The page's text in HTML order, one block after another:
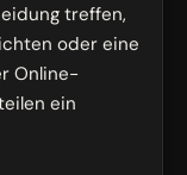
treffen,
oder eine
Online-
ein